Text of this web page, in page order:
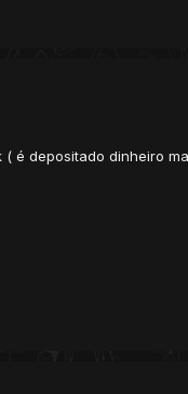
é depositado dinheiro